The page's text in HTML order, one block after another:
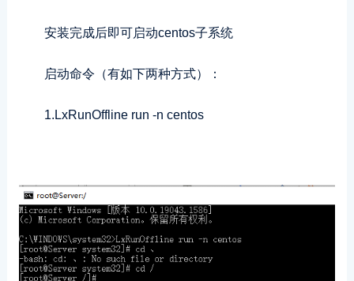
安装完成后即可启动centos子系统
启动命令（有如下两种方式）：
1.LxRunOffline run -n centos